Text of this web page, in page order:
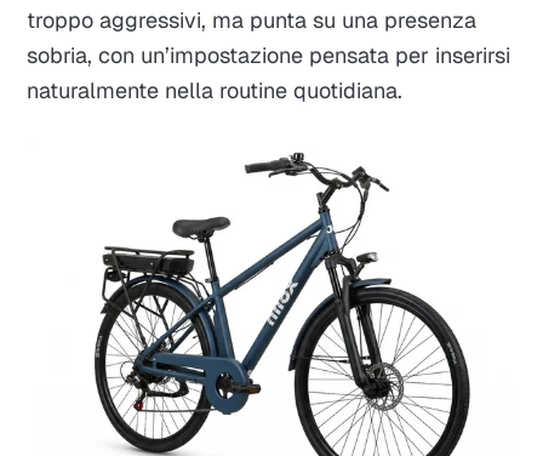
troppo aggressivi, ma punta su una presenza
sobria, con un’impostazione pensata per inserirsi
naturalmente nella routine quotidiana.